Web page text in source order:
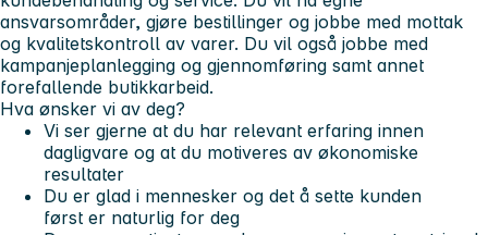
ansvarsområder, gjøre bestillinger og jobbe med mottak
og kvalitetskontroll av varer. Du vil også jobbe med
kampanjeplanlegging og gjennomføring samt annet
forefallende butikkarbeid.
Hva ønsker vi av deg?
Vi ser gjerne at du har relevant erfaring innen
dagligvare og at du motiveres av økonomiske
resultater
Du er glad i mennesker og det å sette kunden
først er naturlig for deg